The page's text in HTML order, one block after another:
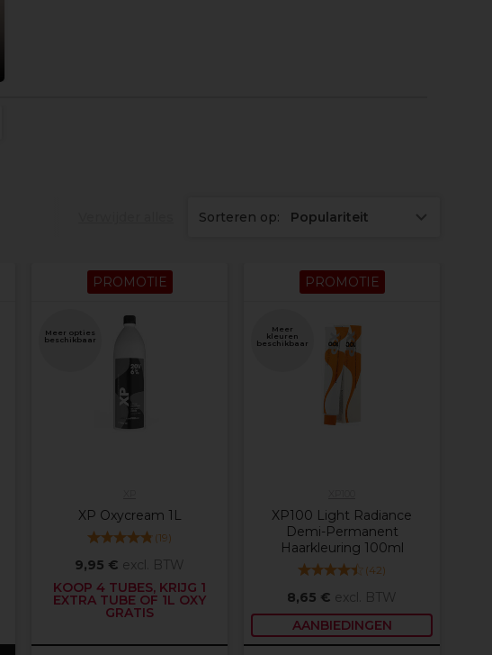
Sorteren op: Populariteit
PROMOTIE
Meer opties
beschikbaar
XP Oxycream 1L
(19)
9,95 € excl. BTW
KOOP 4 TUBES, KRIJG 1
EXTRA TUBE OF 1L OXY
GRATIS
PROMOTIE
Meer
kleuren
beschikbaar
XP100 Light Radiance
Demi-Permanent
Haarkleuring 100ml
(42)
8,65 € excl. BTW
AANBIEDINGEN